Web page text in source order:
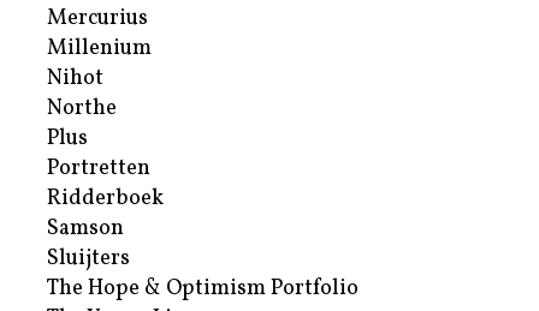
Mercurius
Millenium
Nihot
Northe
Plus
Portretten
Ridderboek
Samson
Sluijters
The Hope & Optimism Portfolio